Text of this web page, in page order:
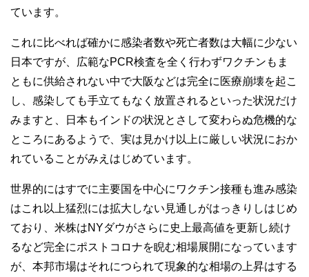
ています。
これに比べれば確かに感染者数や死亡者数は大幅に少ない
日本ですが、広範なPCR検査を全く行わずワクチンもま
ともに供給されない中で大阪などは完全に医療崩壊を起こ
し、感染しても手立てもなく放置されるといった状況だけ
みますと、日本もインドの状況とさして変わらぬ危機的な
ところにあるようで、実は見かけ以上に厳しい状況におか
れていることがみえはじめています。
世界的にはすでに主要国を中心にワクチン接種も進み感染
はこれ以上猛烈には拡大しない見通しがはっきりしはじめ
ており、米株はNYダウがさらに史上最高値を更新し続け
るなど完全にポストコロナを睨む相場展開になっています
が、本邦市場はそれにつられて現象的な相場の上昇はする